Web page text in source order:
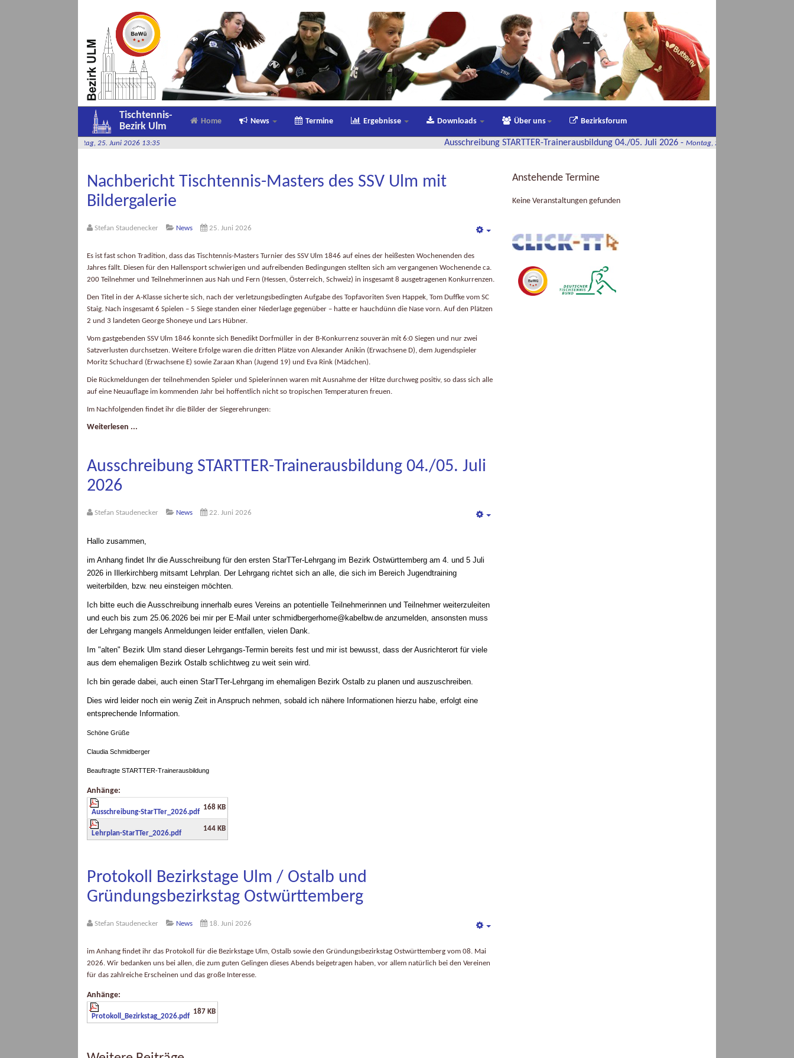
Tischtennis-
Bezirk Ulm
Home News Termine Ergebnisse Downloads Über uns Bezirksforum
Donnerstag, 25. Juni 2026 13:35 Ausschreibung STARTTER-Trainerausbildung 04./05. Juli 2026-Montag, 22. Juni 2026 08:28
Nachbericht Tischtennis-Masters des SSV Ulm mit
Bildergalerie
Stefan Staudenecker News 25. Juni 2026
Es ist fast schon Tradition, dass das Tischtennis-Masters Turnier des SSV Ulm 1846 auf eines der heißesten Wochenenden des
Jahres fällt. Diesen für den Hallensport schwierigen und aufreibenden Bedingungen stellten sich am vergangenen Wochenende ca.
200 Teilnehmer und Teilnehmerinnen aus Nah und Fern (Hessen, Österreich, Schweiz) in insgesamt 8 ausgetragenen Konkurrenzen.
Den Titel in der A-Klasse sicherte sich, nach der verletzungsbedingten Aufgabe des Topfavoriten Sven Happek, Tom Duffke vom SC
Staig. Nach insgesamt 6 Spielen – 5 Siege standen einer Niederlage gegenüber – hatte er hauchdünn die Nase vorn. Auf den Plätzen
2 und 3 landeten George Shoneye und Lars Hübner.
Vom gastgebenden SSV Ulm 1846 konnte sich Benedikt Dorfmüller in der B-Konkurrenz souverän mit 6:0 Siegen und nur zwei
Satzverlusten durchsetzen. Weitere Erfolge waren die dritten Plätze von Alexander Anikin (Erwachsene D), dem Jugendspieler
Moritz Schuchard (Erwachsene E) sowie Zaraan Khan (Jugend 19) und Eva Rink (Mädchen).
Die Rückmeldungen der teilnehmenden Spieler und Spielerinnen waren mit Ausnahme der Hitze durchweg positiv, so dass sich alle
auf eine Neuauflage im kommenden Jahr bei hoffentlich nicht so tropischen Temperaturen freuen.
Im Nachfolgenden findet ihr die Bilder der Siegerehrungen:
Weiterlesen ...
Ausschreibung STARTTER-Trainerausbildung 04./05. Juli
2026
Stefan Staudenecker News 22. Juni 2026
Hallo zusammen,
im Anhang findet Ihr die Ausschreibung für den ersten StarTTer-Lehrgang im Bezirk Ostwürttemberg am 4. und 5 Juli
2026 in Illerkirchberg mitsamt Lehrplan. Der Lehrgang richtet sich an alle, die sich im Bereich Jugendtraining
weiterbilden, bzw. neu einsteigen möchten.
Ich bitte euch die Ausschreibung innerhalb eures Vereins an potentielle Teilnehmerinnen und Teilnehmer weiterzuleiten
und euch bis zum 25.06.2026 bei mir per E-Mail unter schmidbergerhome@kabelbw.de anzumelden, ansonsten muss
der Lehrgang mangels Anmeldungen leider entfallen, vielen Dank.
Im "alten" Bezirk Ulm stand dieser Lehrgangs-Termin bereits fest und mir ist bewusst, dass der Ausrichterort für viele
aus dem ehemaligen Bezirk Ostalb schlichtweg zu weit sein wird.
Ich bin gerade dabei, auch einen StarTTer-Lehrgang im ehemaligen Bezirk Ostalb zu planen und auszuschreiben.
Dies wird leider noch ein wenig Zeit in Anspruch nehmen, sobald ich nähere Informationen hierzu habe, erfolgt eine
entsprechende Information.
Schöne Grüße
Claudia Schmidberger
Beauftragte STARTTER-Trainerausbildung
Anhänge:
Ausschreibung-StarTTer_2026.pdf
168 KB
Lehrplan-StarTTer_2026.pdf
144 KB
Protokoll Bezirkstage Ulm / Ostalb und
Gründungsbezirkstag Ostwürttemberg
Stefan Staudenecker News 18. Juni 2026
im Anhang findet ihr das Protokoll für die Bezirkstage Ulm, Ostalb sowie den Gründungsbezirkstag Ostwürttemberg vom 08. Mai
2026. Wir bedanken uns bei allen, die zum guten Gelingen dieses Abends beigetragen haben, vor allem natürlich bei den Vereinen
für das zahlreiche Erscheinen und das große Interesse.
Anhänge:
Protokoll_Bezirkstag_2026.pdf
187 KB
Anstehende Termine
Keine Veranstaltungen gefunden